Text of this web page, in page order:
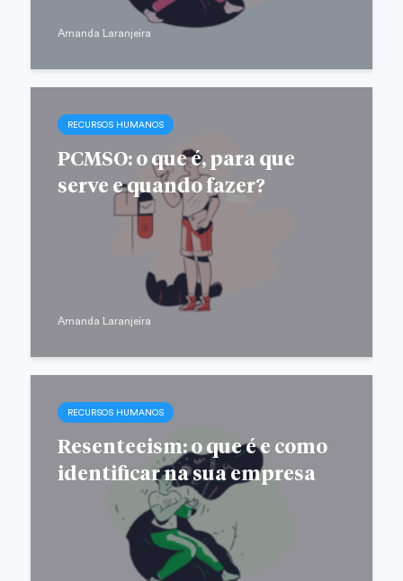
Amanda Laranjeira
RECURSOS HUMANOS
PCMSO: o que é, para que
serve e quando fazer?
Amanda Laranjeira
RECURSOS HUMANOS
Resenteeism: o que é e como
identificar na sua empresa